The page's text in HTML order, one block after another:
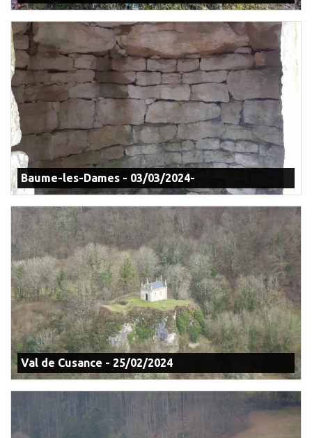
Baume-les-Dames - 03/03/2024-
Val de Cusance - 25/02/2024